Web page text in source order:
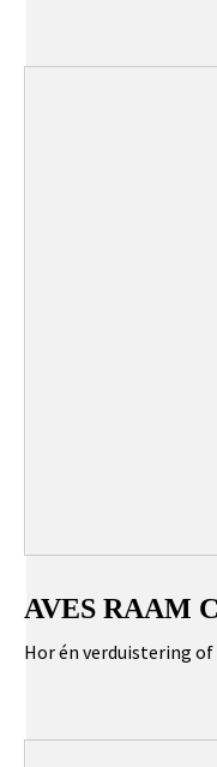
AVES RAAM
Hor én verduistering